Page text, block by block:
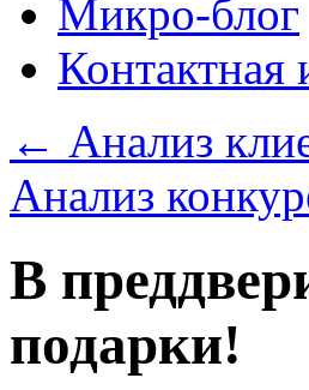
Микро-блог
← Анализ
Анализ
В
подарки!